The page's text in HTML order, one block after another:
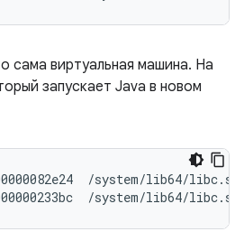
виртуальная машина. На
запускает Java в новом
/system/lib64/